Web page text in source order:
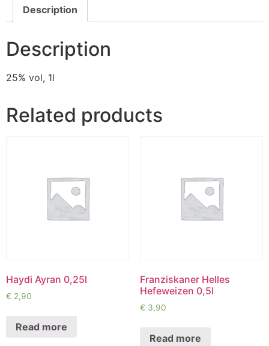
Description
Description
25% vol, 1l
Related products
Haydi Ayran 0,25l
€ 2,90
Read more
Franziskaner Helles
Hefeweizen 0,5l
€ 3,90
Read more